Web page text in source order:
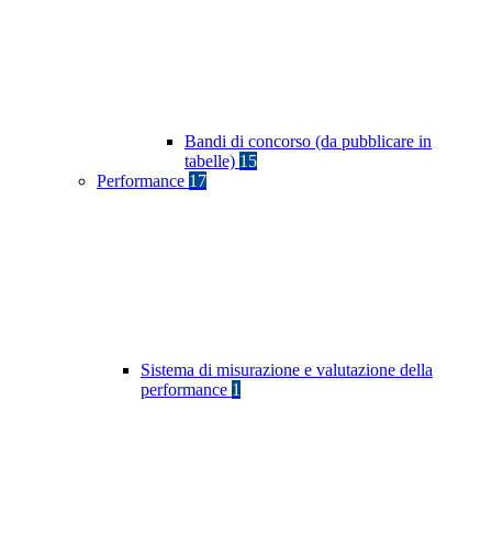
Bandi di concorso (da pubblicare in
tabelle) 15
Performance 17
Sistema di misurazione e valutazione della
performance 1